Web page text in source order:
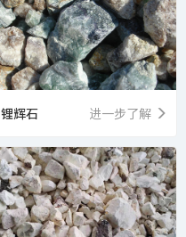
锂辉石 进一步了解